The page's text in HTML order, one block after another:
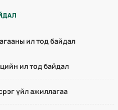
ил тод байдал
ил тод байдал
үйл ажиллагаа